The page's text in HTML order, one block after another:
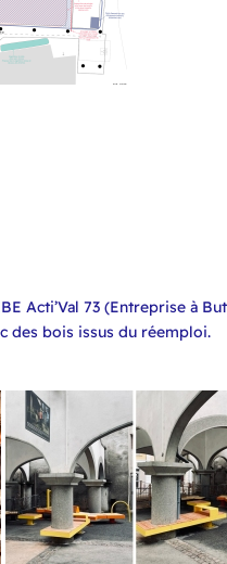
Acti’Val 73 (Entreprise à
des bois issus du réemploi.